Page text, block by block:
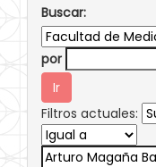
Buscar:
por
Filtros actuales: